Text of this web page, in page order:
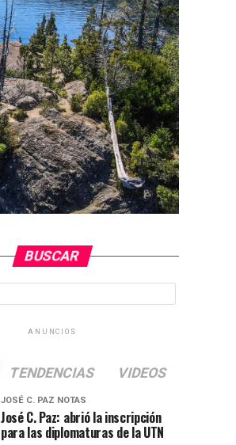
BUSCAR
ANUNCIOS
TENDENCIAS VIDEOS
JOSÉ C. PAZ NOTAS
José C. Paz: abrió la inscripción
para las diplomaturas de la UTN